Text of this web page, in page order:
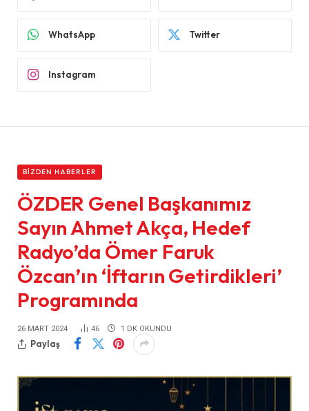
WhatsApp Twitter
Instagram
BIZDEN HABERLER
ÖZDER Genel Başkanımız
Sayın Ahmet Akça, Hedef
Radyo’da Ömer Faruk
Özcan’ın ‘İftarın Getirdikleri’
Programında
26 MART 2024 46 1 DK OKUNDU
Paylaş